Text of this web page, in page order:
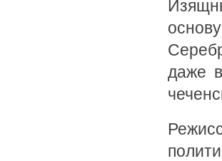
даже